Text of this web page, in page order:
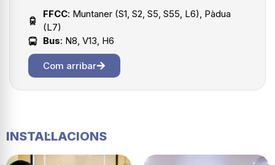
FFCC: Muntaner (S1, S2, S5, S55, L6), Pàdua
(L7)
Bus: N8, V13, H6
Com arribar
INSTAL·LACIONS